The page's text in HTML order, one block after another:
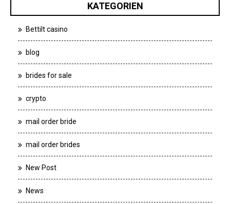
KATEGORIEN
Bettilt casino
blog
brides for sale
crypto
mail order bride
mail order brides
New Post
News